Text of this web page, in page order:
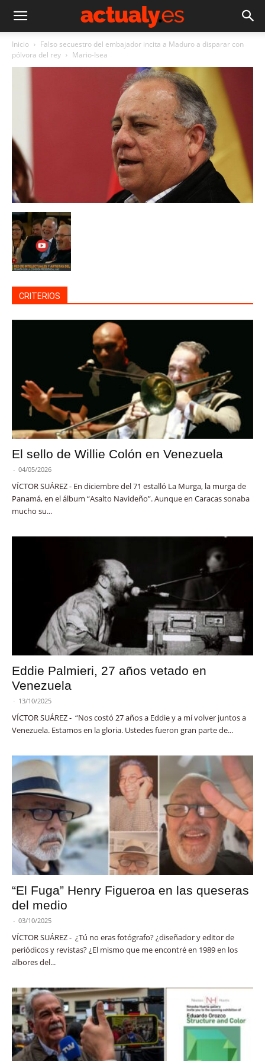
Inicio
Falso secuestro del embajador incita a Maduro a disparar con
pólvora del rey
Mario-Isea
CRITERIOS
El sello de Willie Colón en Venezuela
- 04/05/2026
VÍCTOR SUÁREZ - En diciembre del 71 estalló La Murga, la murga de
Panamá, en el álbum “Asalto Navideño”. Aunque en Caracas sonaba
mucho su...
Eddie Palmieri, 27 años vetado en
Venezuela
- 13/10/2025
VÍCTOR SUÁREZ - “Nos costó 27 años a Eddie y a mí volver juntos a
Venezuela. Estamos en la gloria. Ustedes fueron gran parte de...
“El Fuga” Henry Figueroa en las queseras
del medio
- 03/10/2025
VÍCTOR SUÁREZ - ¿Tú no eras fotógrafo? ¿diseñador y editor de
periódicos y revistas? ¿El mismo que me encontré en 1989 en los
albores del...